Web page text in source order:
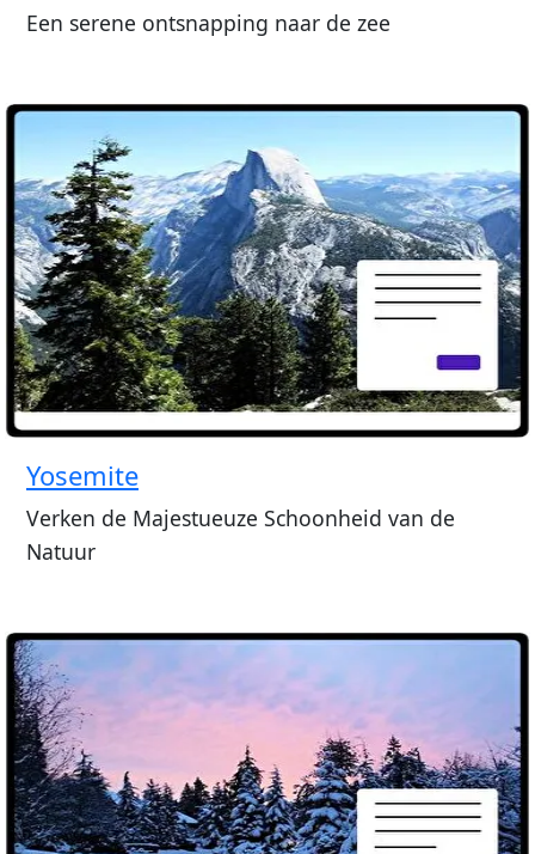
Een serene ontsnapping naar de zee
Yosemite
Verken de Majestueuze Schoonheid van de
Natuur